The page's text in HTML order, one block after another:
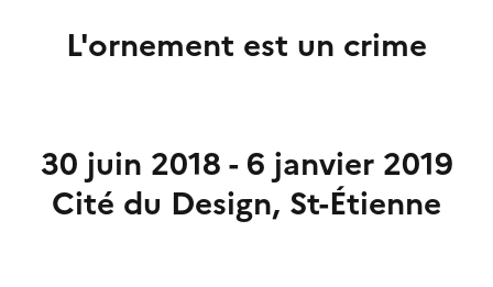
L'ornement est un crime
30 juin 2018 - 6 janvier 2019
Cité du Design, St-Étienne